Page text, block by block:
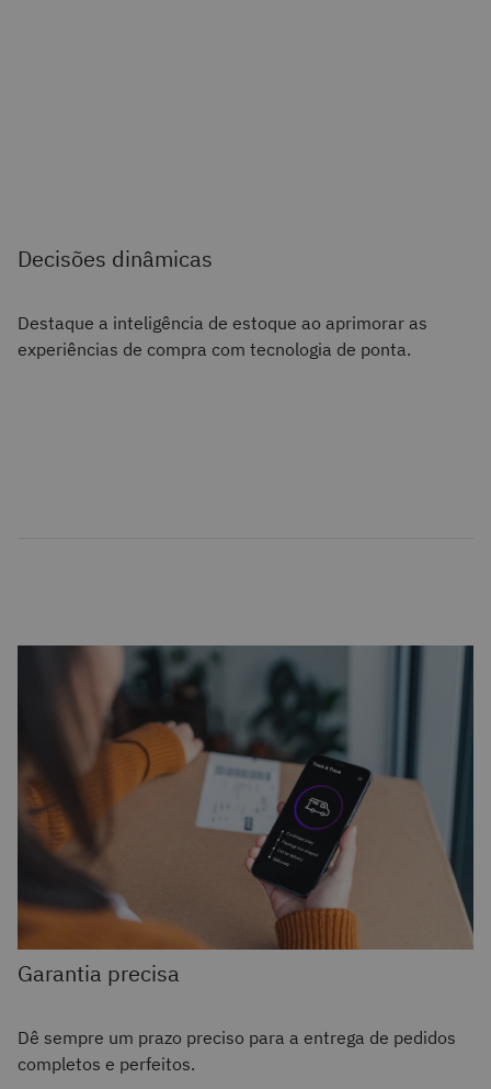
Decisões dinâmicas
Destaque a inteligência de estoque ao aprimorar as
experiências de compra com tecnologia de ponta.
Garantia precisa
Dê sempre um prazo preciso para a entrega de pedidos
completos e perfeitos.